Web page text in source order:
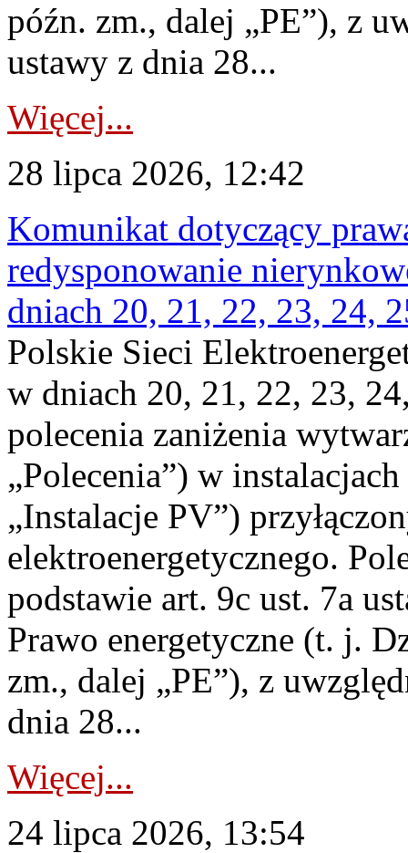
późn. zm., dalej „PE”), z
ustawy z dnia 28...
Więcej...
28 lipca 2026, 12:42
Komunikat dotyczący
redysponowanie
dniach 20, 21, 22, 23, 24,
Polskie Sieci
w dniach 20, 21, 22, 23,
polecenia zaniżenia
„Polecenia”) w
„Instalacje PV”)
elektroenergetycznego.
podstawie art. 9c ust. 7a
Prawo energetyczne (t. j.
zm., dalej „PE”), z
dnia 28...
Więcej...
24 lipca 2026, 13:54